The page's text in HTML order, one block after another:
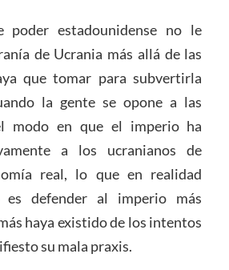
poder estadounidense no le
de Ucrania más allá de las
que tomar para subvertirla
la gente se opone a las
modo en que el imperio ha
a los ucranianos de
real, lo que en realidad
es defender al imperio más
haya existido de los intentos
su mala praxis.